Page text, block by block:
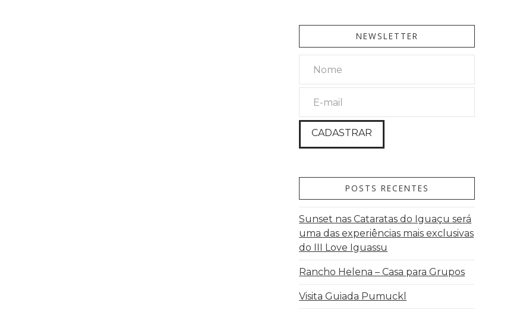
NEWSLETTER
POSTS RECENTES
Sunset nas Cataratas do Iguaçu será
uma das experiências mais exclusivas
do III Love Iguassu
Rancho Helena – Casa para Grupos
Visita Guiada Pumuckl